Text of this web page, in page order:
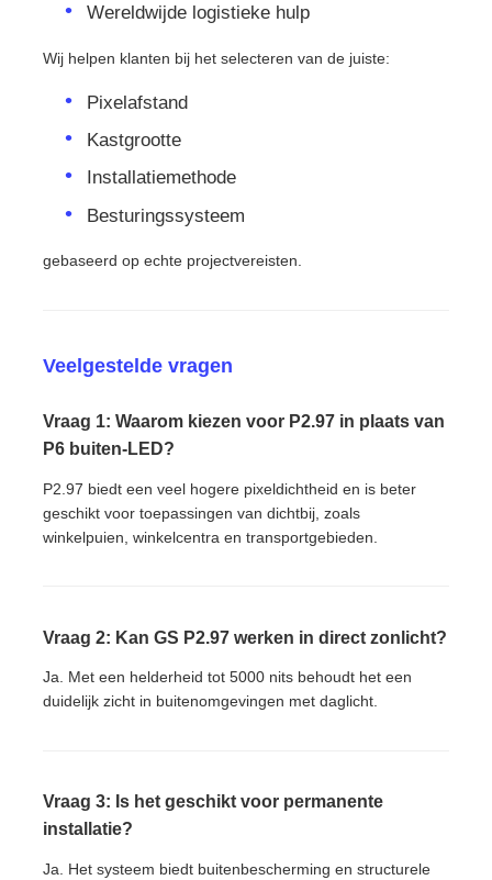
Wereldwijde logistieke hulp
Wij helpen klanten bij het selecteren van de juiste:
Pixelafstand
Kastgrootte
Installatiemethode
Besturingssysteem
gebaseerd op echte projectvereisten.
Veelgestelde vragen
Vraag 1: Waarom kiezen voor P2.97 in plaats van
P6 buiten-LED?
P2.97 biedt een veel hogere pixeldichtheid en is beter
geschikt voor toepassingen van dichtbij, zoals
winkelpuien, winkelcentra en transportgebieden.
Vraag 2: Kan GS P2.97 werken in direct zonlicht?
Ja. Met een helderheid tot 5000 nits behoudt het een
duidelijk zicht in buitenomgevingen met daglicht.
Vraag 3: Is het geschikt voor permanente
installatie?
Ja. Het systeem biedt buitenbescherming en structurele